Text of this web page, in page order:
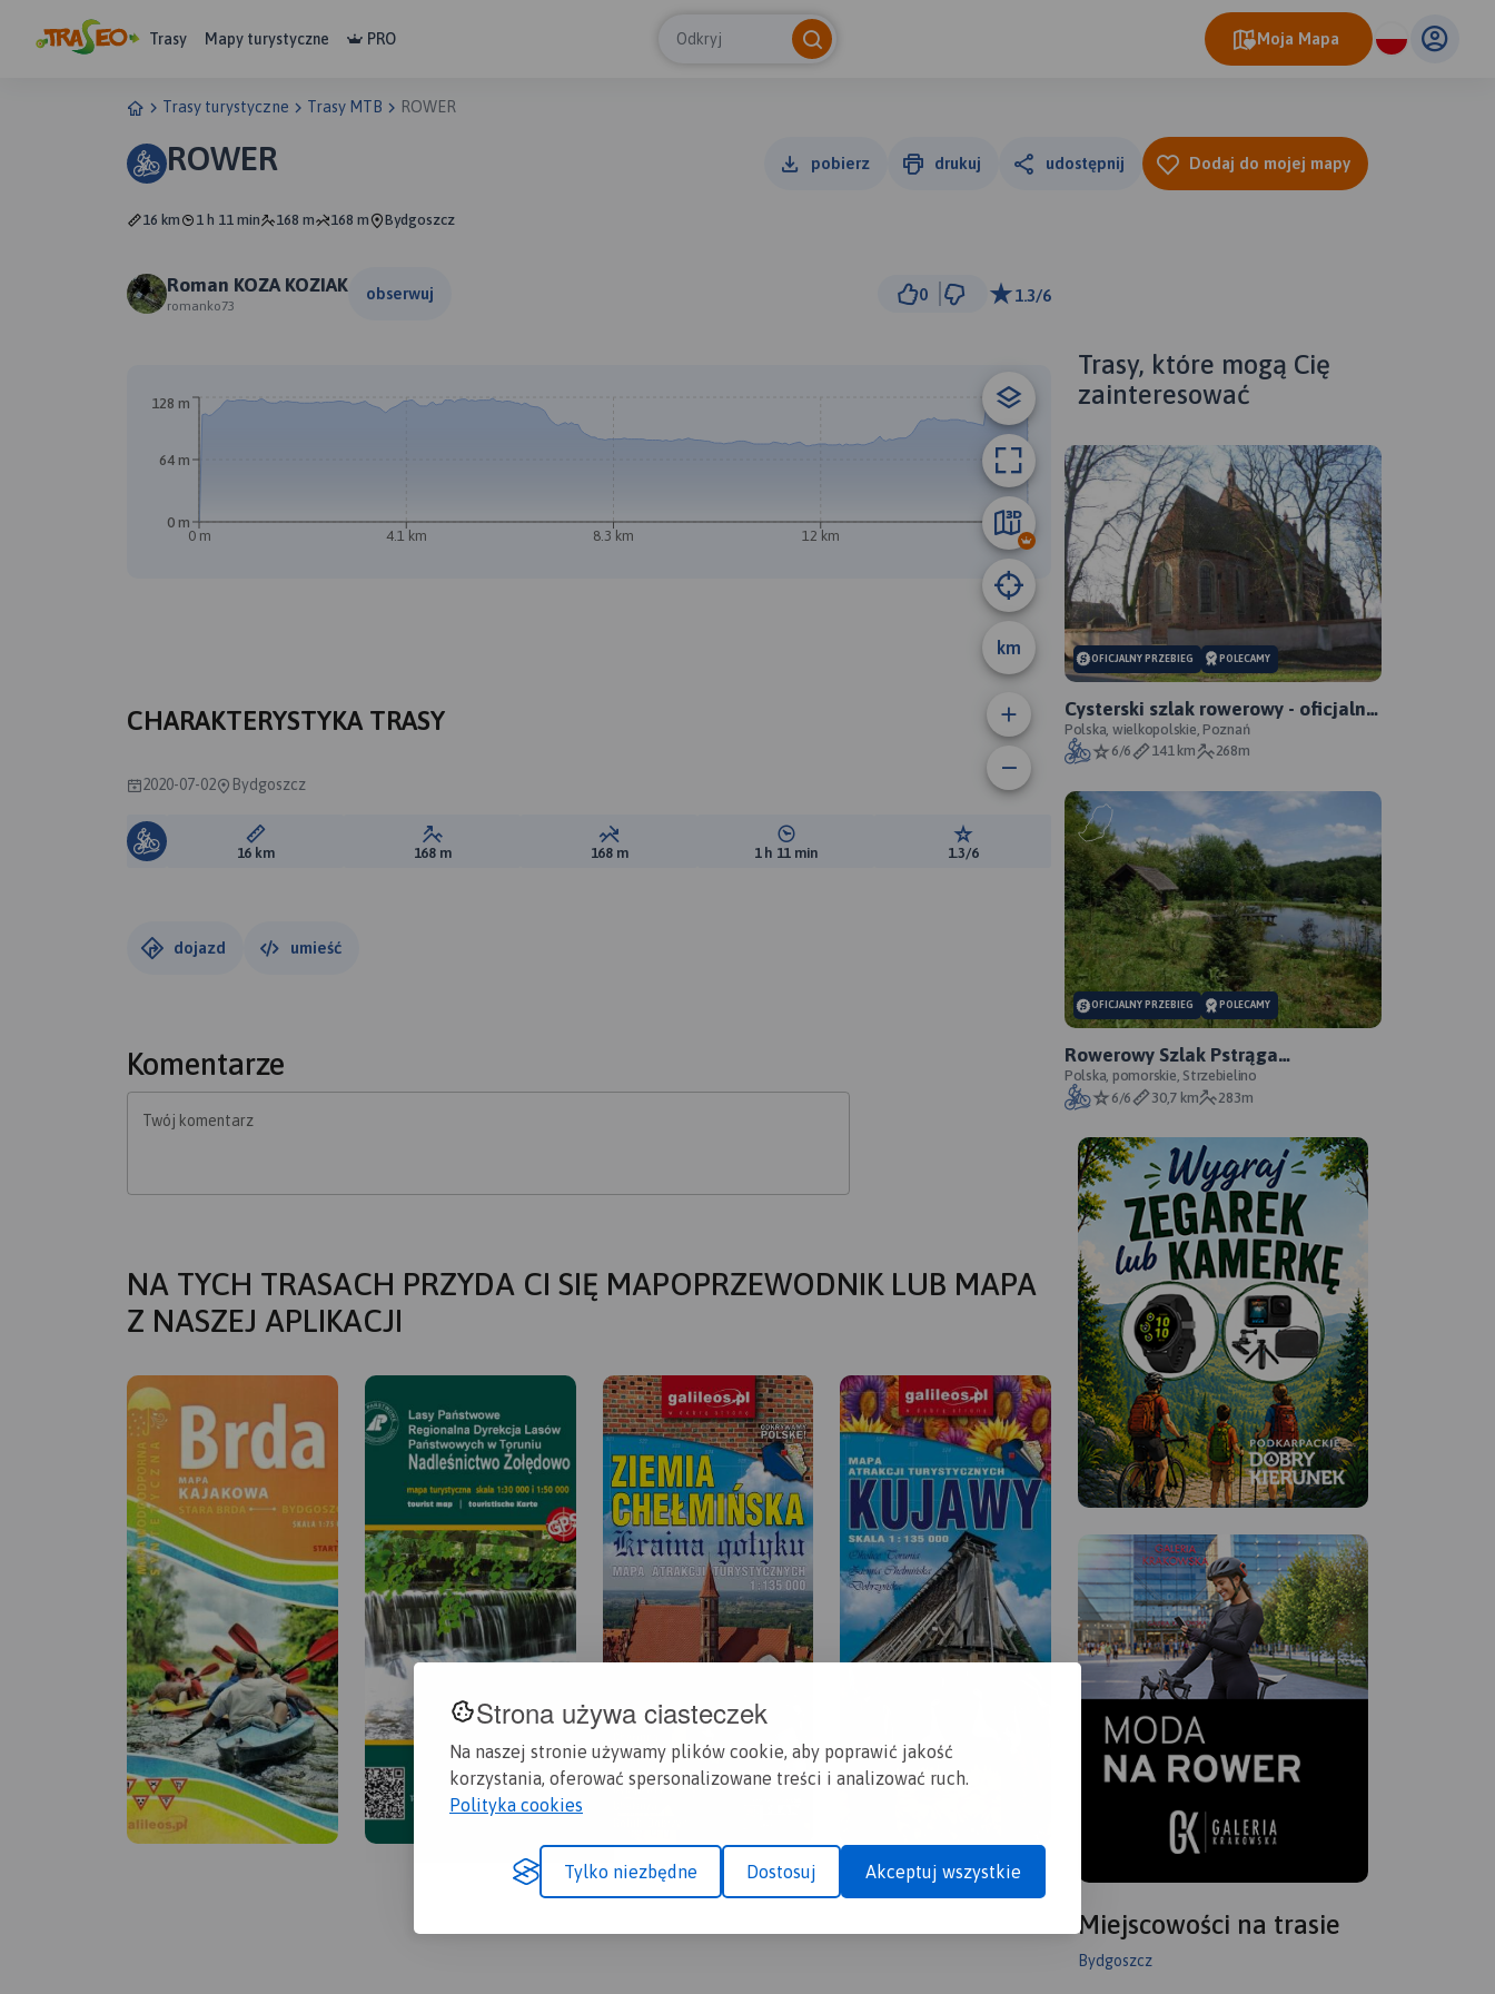
Strona używa ciasteczek
Na naszej stronie używamy plików cookie, aby poprawić jakość
korzystania, oferować spersonalizowane treści i analizować ruch.
Polityka cookies
Tylko niezbędne Dostosuj Akceptuj wszystkie
Trasy Mapy turystyczne PRO Odkryj Moja Mapa
Trasy turystyczne Trasy MTB ROWER
ROWER pobierz drukuj udostępnij Dodaj do mojej mapy
16 km 1 h 11 min 168 m 168 m Bydgoszcz
Roman KOZA KOZIAK
romanko73
obserwuj 0 1.3/6
km
0 m 4.1 km 8.3 km 12 km 16 km
0 m
64 m
128 m
CHARAKTERYSTYKA TRASY
2020-07-02 Bydgoszcz
Długość trasy:
16 km Suma przewyższeń:
168 m Suma spadków:
168 m Średni czas potrzebny na pokonanie trasy:
1 h 11 min Ocena trasy:
1.3/6
dojazd umieść
Komentarze
Twój komentarz
NA TYCH TRASACH PRZYDA CI SIĘ MAPOPRZEWODNIK LUB MAPA
Z NASZEJ APLIKACJI
Trasy, które mogą Cię
zainteresować
OFICJALNY PRZEBIEG POLECAMY
Cysterski szlak rowerowy - oficjalny
przebieg
Polska, wielkopolskie, Poznań
6/6
141 km 268m
OFICJALNY PRZEBIEG POLECAMY
Rowerowy Szlak Pstrąga
Tęczowego - oficjalny przebieg
Polska, pomorskie, Strzebielino
6/6
30,7 km 283m
Miejscowości na trasie
Bydgoszcz